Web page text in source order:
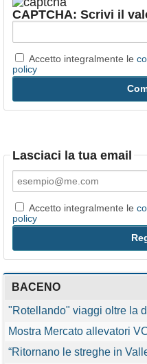
CAPTCHA: Scrivi il
Accetto integralmente le
policy
Lasciaci la tua email
Accetto integralmente le
policy
BACENO
"Rotellando" viaggi oltre la
Mostra Mercato allevatori
“Ritornano le streghe in